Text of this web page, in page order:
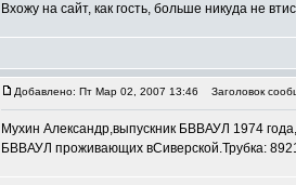
Вхожу на сайт, как гость, больше никуда не
Добавлено: Пт Мар 02, 2007 13:46 Заголовок
Мухин Александр,выпускник БВВАУЛ 1974
БВВАУЛ проживающих вСиверской.Трубка: